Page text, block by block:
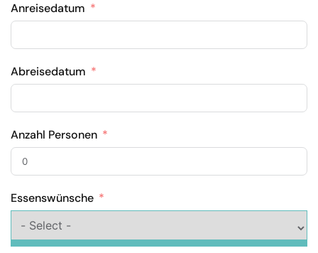
Anreisedatum
Abreisedatum
Anzahl Personen
Essenswünsche